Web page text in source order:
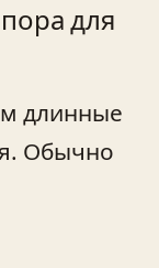
для
длинные
Обычно